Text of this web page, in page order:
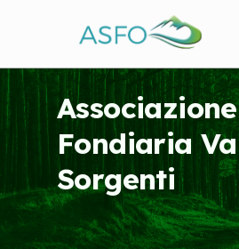
p
t
o
m
a
i
n
c
o
n
Associazione
Fondiaria
Sorgenti